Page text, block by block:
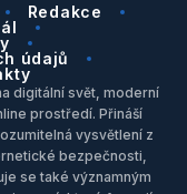
Redakce
údajů
digitální svět, moderní
prostředí. Přináší
vysvětlení z
bezpečnosti,
se také významným